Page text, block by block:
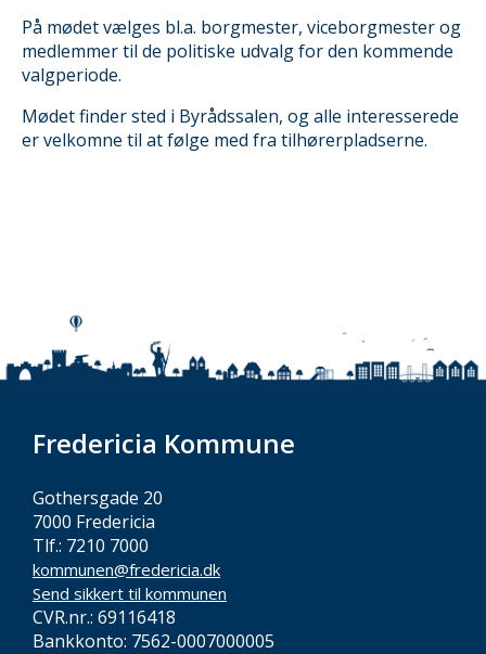
På mødet vælges bl.a. borgmester, viceborgmester og
medlemmer til de politiske udvalg for den kommende
valgperiode.
Mødet finder sted i Byrådssalen, og alle interesserede
er velkomne til at følge med fra tilhørerpladserne.
Fredericia Kommune
Gothersgade 20
7000 Fredericia
Tlf.: 7210 7000
kommunen@fredericia.dk
Send sikkert til kommunen
CVR.nr.: 69116418
Bankkonto: 7562-0007000005